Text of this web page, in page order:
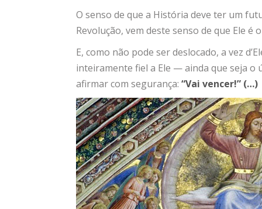
O senso de que a História deve ter um
Revolução, vem deste senso de que Ele
E, como não pode ser deslocado, a vez
inteiramente fiel a Ele — ainda que seja
afirmar com segurança: “Vai vencer!” (…)